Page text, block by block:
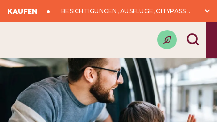
KAUFEN BESICHTIGUNGEN, AUSFLÜGE, CITYPASS...